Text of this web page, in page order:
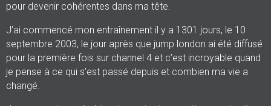
pour devenir cohérentes dans ma tête.
J’ai commencé mon entraînement il y a 1301 jours, le 10
septembre 2003, le jour après que jump london ai été diffusé
pour la première fois sur channel 4 et c’est incroyable quand
je pense à ce qui s’est passé depuis et combien ma vie a
changé.